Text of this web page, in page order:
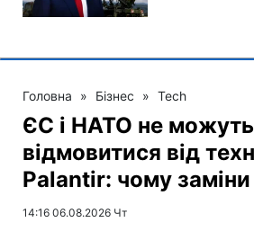
Головна » Бізнес » Tech
ЄС і НАТО не можуть
відмовитися від
Palantir: чому
14:16 06.08.2026 Чт